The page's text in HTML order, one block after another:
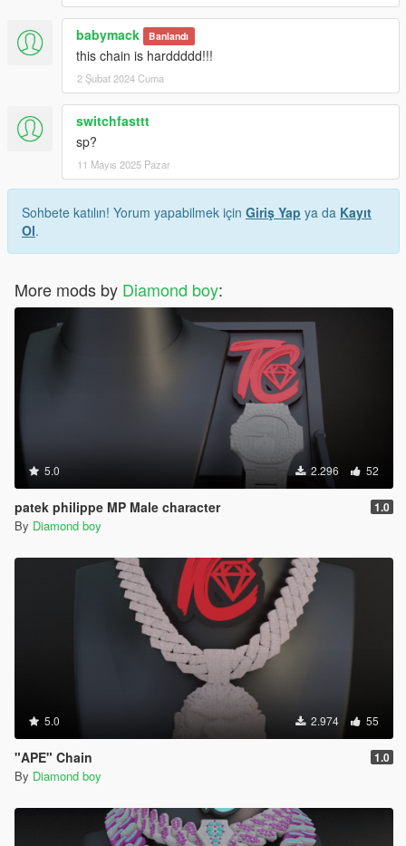
babymack Banlandı
this chain is harddddd!!!
2 Şubat 2024 Cuma
switchfasttt
sp?
11 Mayıs 2025 Pazar
Sohbete katılın! Yorum yapabilmek için Giriş Yap ya da Kayıt
Ol.
More mods by Diamond boy:
5.0 2.296 52
patek philippe MP Male character 1.0
By Diamond boy
5.0 2.974 55
"APE" Chain 1.0
By Diamond boy